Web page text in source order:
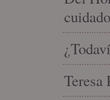
cuidado
Teresa